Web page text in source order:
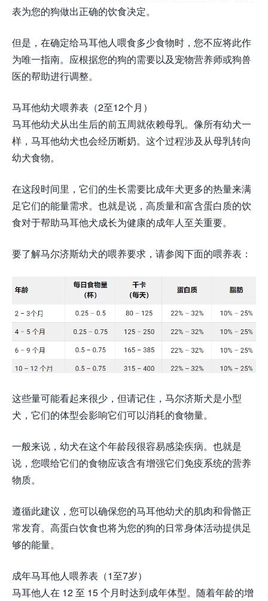
表为您的狗做出正确的饮食决定。
但是，在确定给马耳他人喂食多少食物时，您不应将此作
为唯一指南。应根据您的狗的需要以及宠物营养师或狗兽
医的帮助进行调整。
马耳他幼犬喂养表（2至12个月）
马耳他幼犬从出生后的前五周就依赖母乳。像所有幼犬一
样，马耳他幼犬也会经历断奶。这个过程涉及从母乳转向
幼犬食物。
在这段时间里，它们的生长需要比成年犬更多的热量来满
足它们的能量需求。也就是说，高质量和富含蛋白质的饮
食对于帮助马耳他犬成长为健康的成年人至关重要。
要了解马尔济斯幼犬的喂养要求，请参阅下面的喂养表：
这些量可能看起来很少，但请记住，马尔济斯犬是小型
犬，它们的体型会影响它们可以消耗的食物量。
一般来说，幼犬在这个年龄段很容易感染疾病。也就是
说，您喂给它们的食物应该含有增强它们免疫系统的营养
物质。
遵循此建议，您可以确保您的马耳他幼犬的肌肉和骨骼正
常发育。高蛋白饮食也将为您的狗的日常身体活动提供足
够的能量。
成年马耳他人喂养表（1至7岁）
马耳他人在 12 至 15 个月时达到成年体型。随着年龄的增